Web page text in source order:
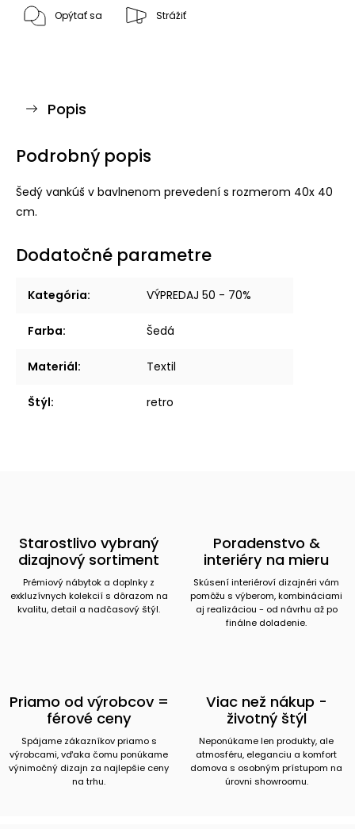
Opýtať sa Strážiť
Popis
Podrobný popis
Šedý vankúš v bavlnenom prevedení s rozmerom 40x 40
cm.
Dodatočné parametre
Kategória: VÝPREDAJ 50 - 70%
Farba: Šedá
Materiál: Textil
Štýl: retro
Starostlivo vybraný
dizajnový sortiment
Prémiový nábytok a doplnky z
exkluzívnych kolekcií s dôrazom na
kvalitu, detail a nadčasový štýl.
Poradenstvo &
interiéry na mieru
Skúsení interiéroví dizajnéri vám
pomôžu s výberom, kombináciami
aj realizáciou - od návrhu až po
finálne doladenie.
Priamo od výrobcov =
férové ceny
Spájame zákazníkov priamo s
výrobcami, vďaka čomu ponúkame
výnimočný dizajn za najlepšie ceny
na trhu.
Viac než nákup -
životný štýl
Neponúkame len produkty, ale
atmosféru, eleganciu a komfort
domova s osobným prístupom na
úrovni showroomu.